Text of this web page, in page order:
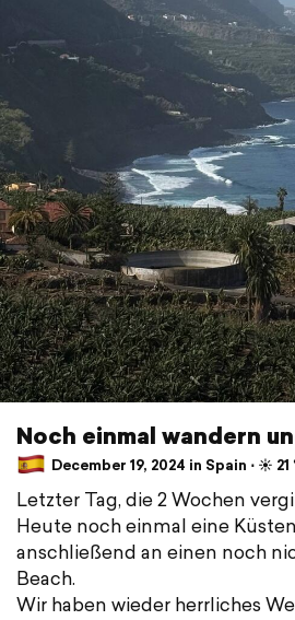
Noch einmal wandern
December 19, 2024 in Spain ⋅ ☀️ 21
Letzter Tag, die 2 Wochen
Heute noch einmal eine
anschließend an einen noch
Beach.
Wir haben wieder herrliches